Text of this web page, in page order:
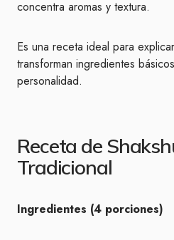
concentra aromas y textura.
Es una receta ideal para
transforman ingredientes
personalidad.
Receta de
Tradicional
Ingredientes (4 porciones)